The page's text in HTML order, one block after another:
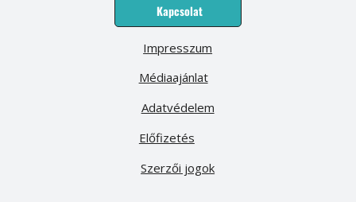
Kapcsolat
Médiaajánlat
Előfizetés
Impresszum
Adatvédelem
Szerzői jogok